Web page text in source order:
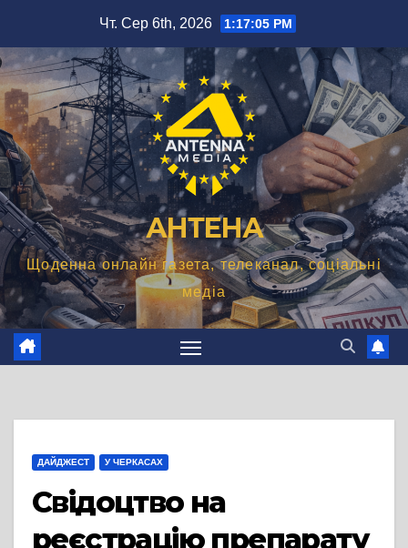
вмісту
Чт. Сер 6th, 2026 1:17:06 PM
АНТЕНА
Щоденна онлайн газета, телеканал, соціальні
медіа
ДАЙДЖЕСТ У ЧЕРКАСАХ
Свідоцтво на
реєстрацію препарату